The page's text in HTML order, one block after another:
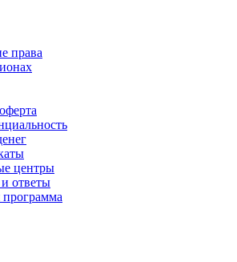
права
центры
ответы
программа